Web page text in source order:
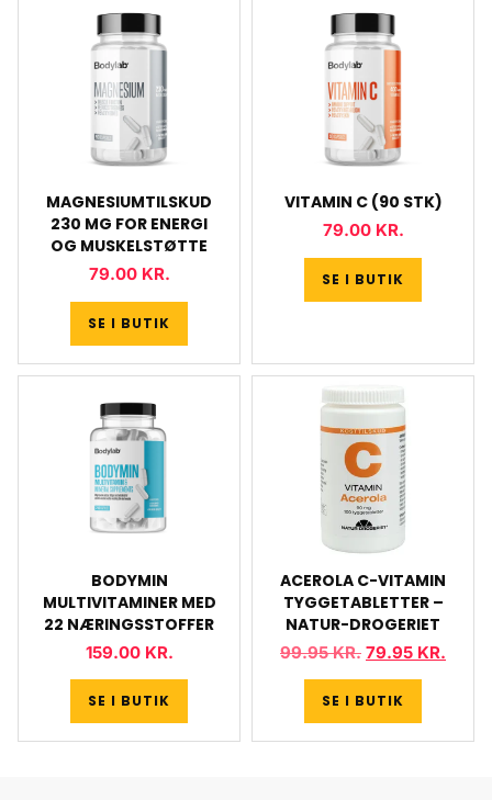
MAGNESIUMTILSKUD
230 MG FOR ENERGI
OG MUSKELSTØTTE
79.00 KR.
SE I BUTIK
VITAMIN C (90 STK)
79.00 KR.
SE I BUTIK
BODYMIN
MULTIVITAMINER MED
22 NÆRINGSSTOFFER
159.00 KR.
SE I BUTIK
ACEROLA C-VITAMIN
TYGGETABLETTER –
NATUR-DROGERIET
99.95KR. 79.95 KR.
SE I BUTIK